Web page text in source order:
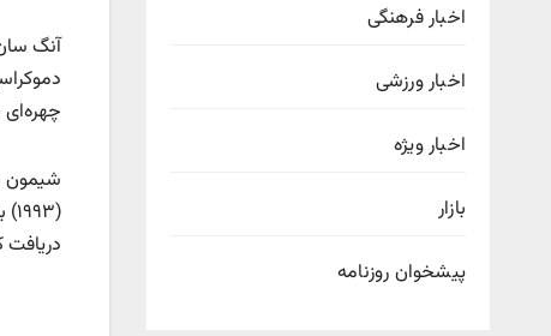
اخبار فرهنگی
اخبار ورزشی
اخبار ویژه
بازار
پیشخوان روزنامه
دریافت